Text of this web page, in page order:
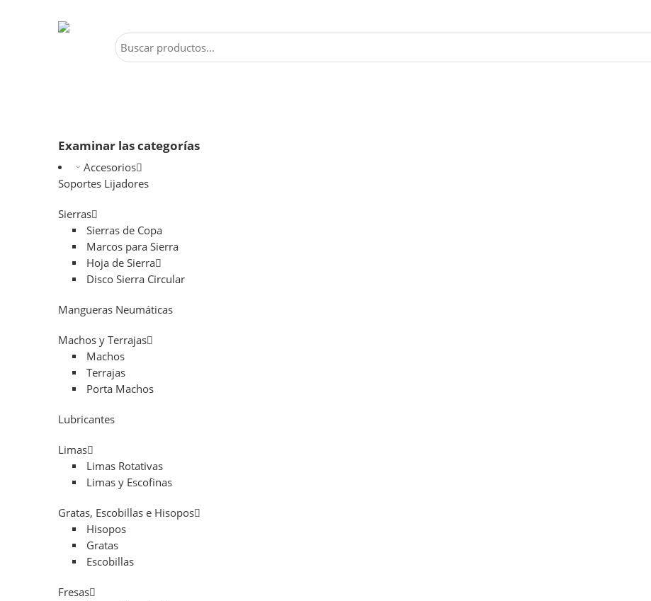
Examinar las categorías
Accesorios
Soportes Lijadores
Sierras
Sierras de Copa
Marcos para Sierra
Hoja de Sierra
Disco Sierra Circular
Mangueras Neumáticas
Machos y Terrajas
Machos
Terrajas
Porta Machos
Lubricantes
Limas
Limas Rotativas
Limas y Escofinas
Gratas, Escobillas e Hisopos
Hisopos
Gratas
Escobillas
Fresas